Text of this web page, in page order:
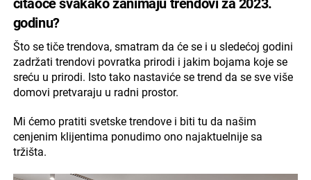
čitaoce svakako zanimaju trendovi za 2023.
godinu?
Što se tiče trendova, smatram da će se i u sledećoj godini
zadržati trendovi povratka prirodi i jakim bojama koje se
sreću u prirodi. Isto tako nastaviće se trend da se sve više
domovi pretvaraju u radni prostor.
Mi ćemo pratiti svetske trendove i biti tu da našim
cenjenim klijentima ponudimo ono najaktuelnije sa
tržišta.